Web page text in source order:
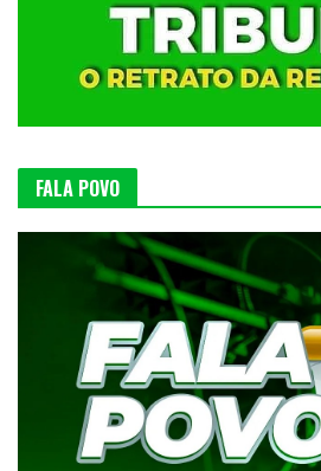
FALA POVO